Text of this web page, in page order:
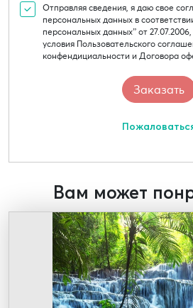
Отправляя сведения, я даю свое
персональных данных в
персональных данных” от
условия Пользовательского
конфендициальности и Договора
Вам может